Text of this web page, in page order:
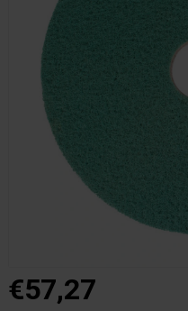
€57,27